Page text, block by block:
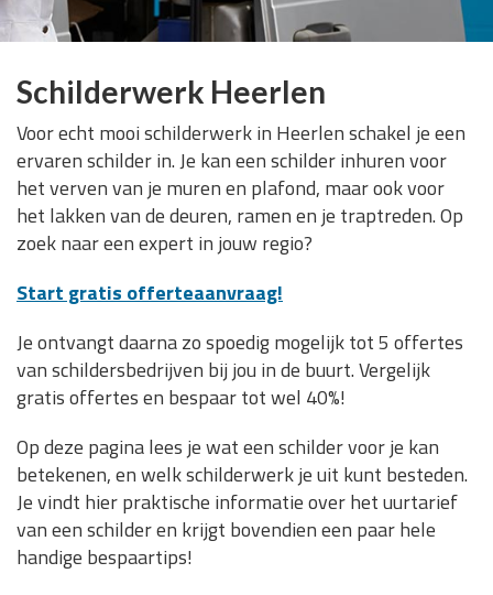
Schilderwerk Heerlen
Voor echt mooi schilderwerk in Heerlen schakel je een
ervaren schilder in. Je kan een schilder inhuren voor
het verven van je muren en plafond, maar ook voor
het lakken van de deuren, ramen en je traptreden. Op
zoek naar een expert in jouw regio?
Start gratis offerteaanvraag!
Je ontvangt daarna zo spoedig mogelijk tot 5 offertes
van schildersbedrijven bij jou in de buurt. Vergelijk
gratis offertes en bespaar tot wel 40%!
Op deze pagina lees je wat een schilder voor je kan
betekenen, en welk schilderwerk je uit kunt besteden.
Je vindt hier praktische informatie over het uurtarief
van een schilder en krijgt bovendien een paar hele
handige bespaartips!